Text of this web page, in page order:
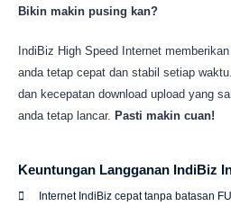
Bikin makin pusing kan?
IndiBiz High Speed Internet
anda tetap cepat dan stabil setiap
dan kecepatan download upload yang
anda tetap lancar. Pasti makin cuan!
Keuntungan Langganan IndiBiz
Internet IndiBiz cepat tanpa batasan